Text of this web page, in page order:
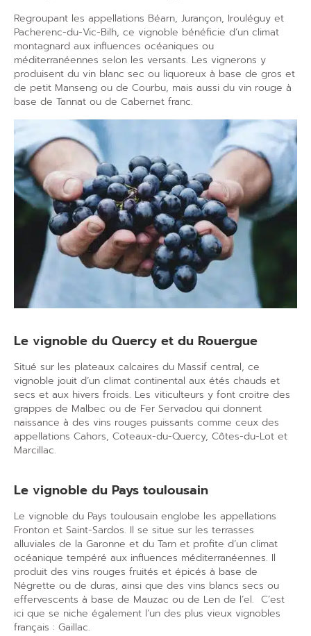
Regroupant les appellations Béarn, Jurançon, Irouléguy et
Pacherenc-du-Vic-Bilh, ce vignoble bénéficie d’un climat
montagnard aux influences océaniques ou
méditerranéennes selon les versants. Les vignerons y
produisent du vin blanc sec ou liquoreux à base de gros et
de petit Manseng ou de Courbu, mais aussi du vin rouge à
base de Tannat ou de Cabernet franc.
Le vignoble du Quercy et du Rouergue
Situé sur les plateaux calcaires du Massif central, ce
vignoble jouit d’un climat continental aux étés chauds et
secs et aux hivers froids. Les viticulteurs y font croitre des
grappes de Malbec ou de Fer Servadou qui donnent
naissance à des vins rouges puissants comme ceux des
appellations Cahors, Coteaux-du-Quercy, Côtes-du-Lot et
Marcillac.
Le vignoble du Pays toulousain
Le vignoble du Pays toulousain englobe les appellations
Fronton et Saint-Sardos. Il se situe sur les terrasses
alluviales de la Garonne et du Tarn et profite d’un climat
océanique tempéré aux influences méditerranéennes. Il
produit des vins rouges fruités et épicés à base de
Négrette ou de duras, ainsi que des vins blancs secs ou
effervescents à base de Mauzac ou de Len de l’el. C’est
ici que se niche également l’un des plus vieux vignobles
français : Gaillac.